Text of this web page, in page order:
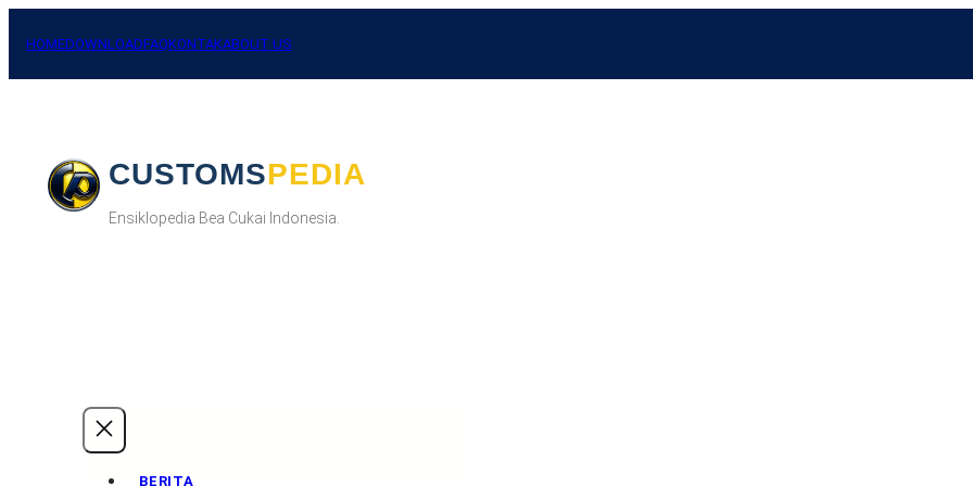
HOMEDOWNLOADFAQKONTAKABOUT US
CUSTOMSPEDIA
Ensiklopedia Bea Cukai Indonesia.
BERITA